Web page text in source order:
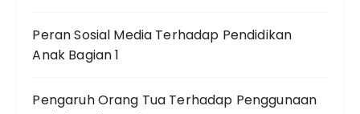
Peran Sosial Media Terhadap Pendidikan
Anak Bagian 1
Pengaruh Orang Tua Terhadap Penggunaan